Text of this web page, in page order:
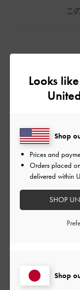
こ
購入して
デザインも質も良く
す！
サイズ: その他（シュ
もっと見る
Looks
Shop
Shop
Prices and
Orders placed on
delivered within
SHOP